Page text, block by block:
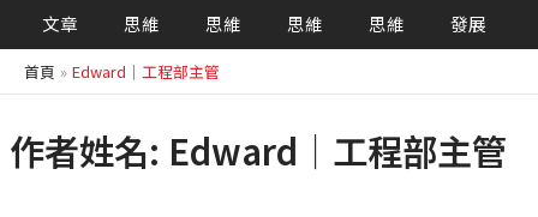
文章 思維 思維 思維 思維 發展
首頁 Edward｜工程部主管
作者姓名: Edward｜工程部主管